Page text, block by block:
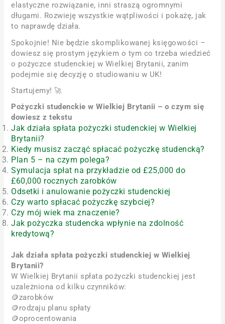
elastyczne rozwiązanie, inni straszą ogromnymi
długami. Rozwieję wszystkie wątpliwości i pokażę, jak
to naprawdę działa.
Spokojnie! Nie będzie skomplikowanej księgowości –
dowiesz się prostym językiem o tym co trzeba wiedzieć
o pożyczce studenckiej w Wielkiej Brytanii, zanim
podejmie się decyzję o studiowaniu w UK!
Startujemy! 🚀
Pożyczki studenckie w Wielkiej Brytanii – o czym się
dowiesz z tekstu
Jak działa spłata pożyczki studenckiej w Wielkiej
Brytanii?
Kiedy musisz zacząć spłacać pożyczkę studencką?
Plan 5 – na czym polega?
Symulacja spłat na przykładzie od £25,000 do
£60,000 rocznych zarobków
Odsetki i anulowanie pożyczki studenckiej
Czy warto spłacać pożyczkę szybciej?
Czy mój wiek ma znaczenie?
Jak pożyczka studencka wpłynie na zdolność
kredytową?
Jak działa spłata pożyczki studenckiej w Wielkiej
Brytanii?
W Wielkiej Brytanii spłata pożyczki studenckiej jest
uzależniona od kilku czynników:
🪙zarobków
🪙rodzaju planu spłaty
🪙oprocentowania